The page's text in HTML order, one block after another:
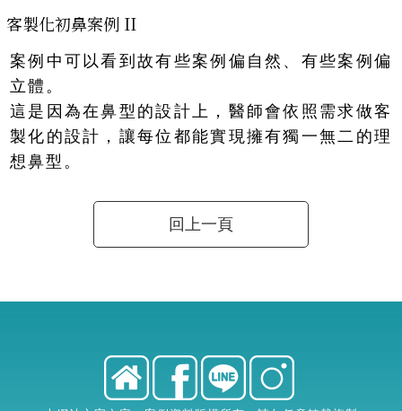
客製化初鼻案例 II
案例中可以看到故有些案例偏自然、有些案例偏
立體。
這是因為在鼻型的設計上，醫師會依照需求做客
製化的設計，讓每位都能實現擁有獨一無二的理
想鼻型。
回上一頁